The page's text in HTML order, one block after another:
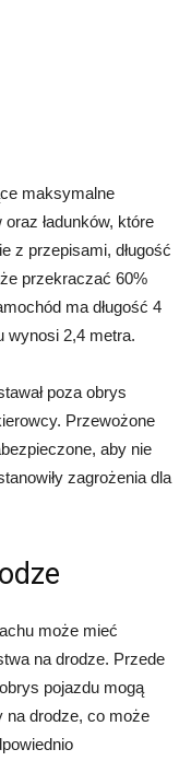
maksymalne
ładunków, które
z przepisami, długość
przekraczać 60%
ma długość 4
wynosi 2,4 metra.
poza obrys
Przewożone
aby nie
zagrożenia dla
może mieć
na drodze. Przede
pojazdu mogą
na drodze, co może